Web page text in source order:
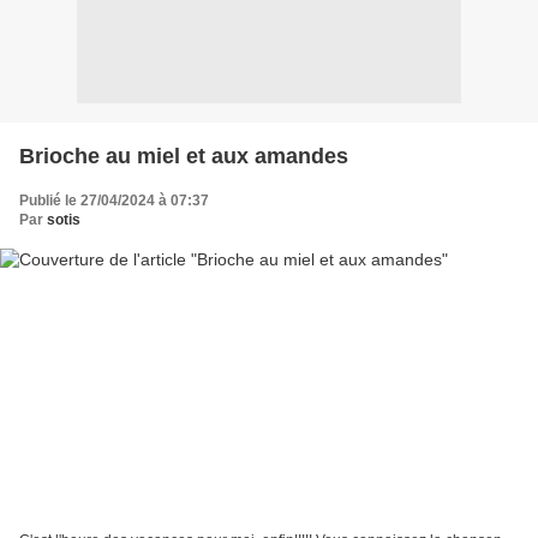
Brioche au miel et aux amandes
Publié le 27/04/2024 à 07:37
Par sotis